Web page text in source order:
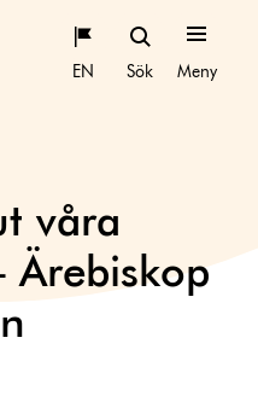
EN Sök Meny
våra
Ärebiskop